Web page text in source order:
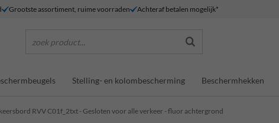
Grootste assortiment, ruime voorraden Achteraf betalen mogelijk*
zoek product...
Stelling- en kolombescherming Beschermhekken
RVV C01f_2txt - Gesloten voor alle verkeer - fluor achtergrond